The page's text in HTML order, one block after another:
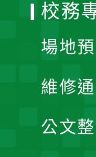
校務
場地
維修
公文